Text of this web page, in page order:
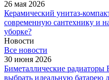
26 мая 2026
Керамический унитаз-
современную сантехнику и
уборке?
Новости
Все новости
30 июня 2026
Биметаллические
выбрать идеальную батарею